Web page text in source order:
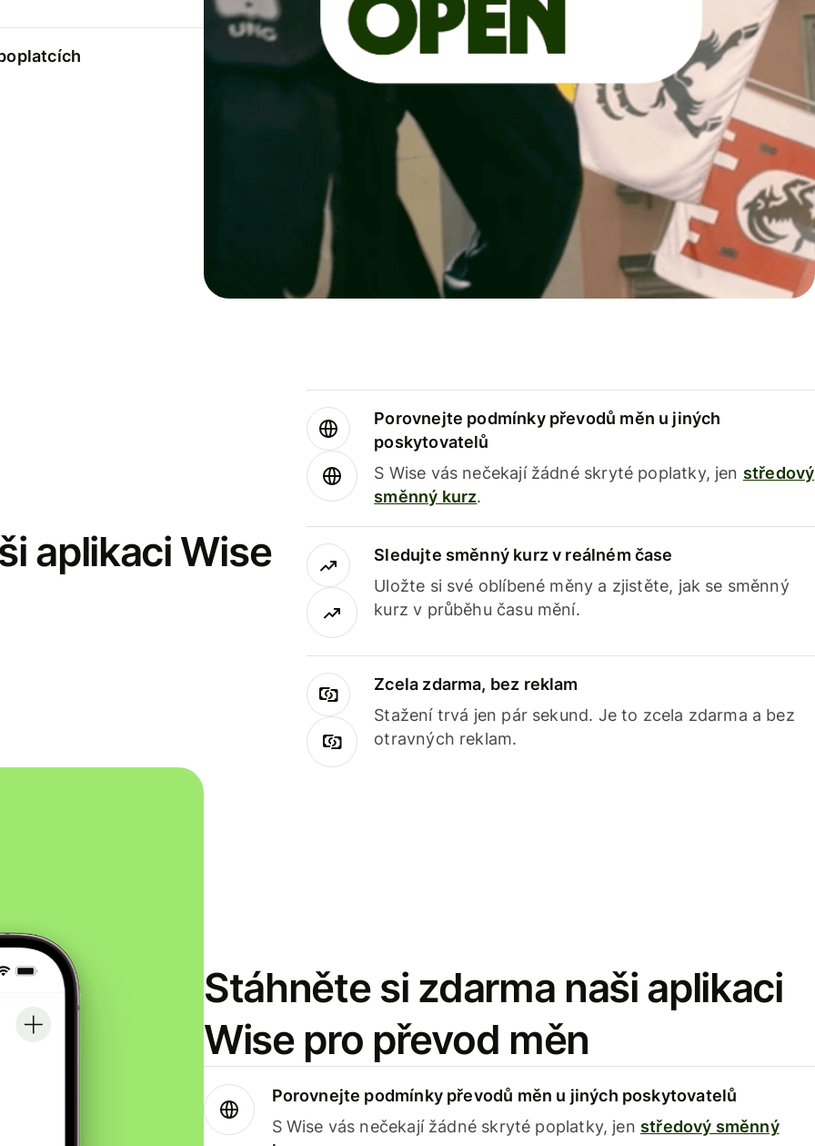
aplikaci Wise
Porovnejte podmínky převodů měn u jiných
poskytovatelů
S Wise vás nečekají žádné skryté poplatky, jen středový
směnný kurz.
Sledujte směnný kurz v reálném čase
Uložte si své oblíbené měny a zjistěte, jak se směnný
kurz v průběhu času mění.
Zcela zdarma, bez reklam
Stažení trvá jen pár sekund. Je to zcela zdarma a bez
otravných reklam.
Stáhněte si zdarma naši aplikaci
Wise pro převod měn
Porovnejte podmínky převodů měn u jiných poskytovatelů
S Wise vás nečekají žádné skryté poplatky, jen středový směnný